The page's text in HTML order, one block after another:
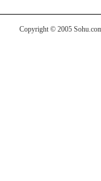
Copyright © 2005